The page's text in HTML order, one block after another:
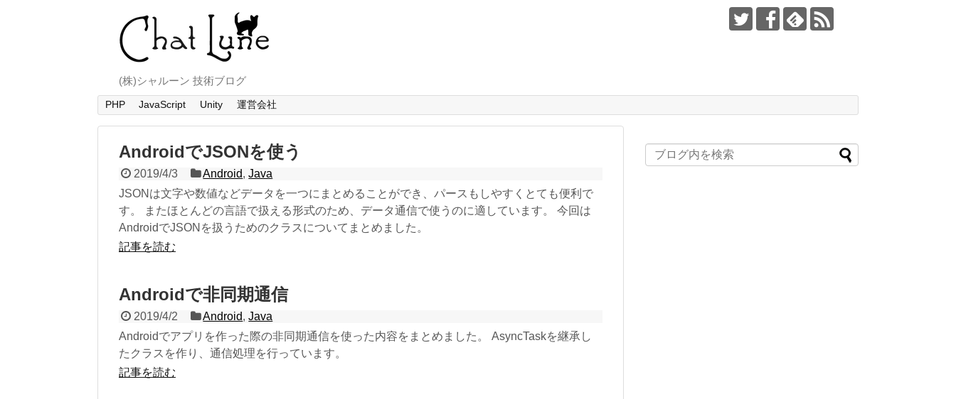
(株)シャルーン 技術ブログ
PHP JavaScript Unity 運営会社
AndroidでJSONを使う
2019/4/3 Android,Java
JSONは文字や数値などデータを一つにまとめることができ、パースもしやすくとても便利で
す。 またほとんどの言語で扱える形式のため、データ通信で使うのに適しています。 今回は
AndroidでJSONを扱うためのクラスについてまとめました。
記事を読む
Androidで非同期通信
2019/4/2 Android,Java
Androidでアプリを作った際の非同期通信を使った内容をまとめました。 AsyncTaskを継承し
たクラスを作り、通信処理を行っています。
記事を読む